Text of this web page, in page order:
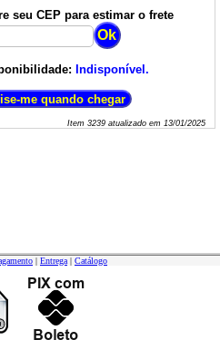
seu CEP para estimar o frete
Indisponível.
Item 3239atualizado em 13/01/2025
| Entrega | Catálogo